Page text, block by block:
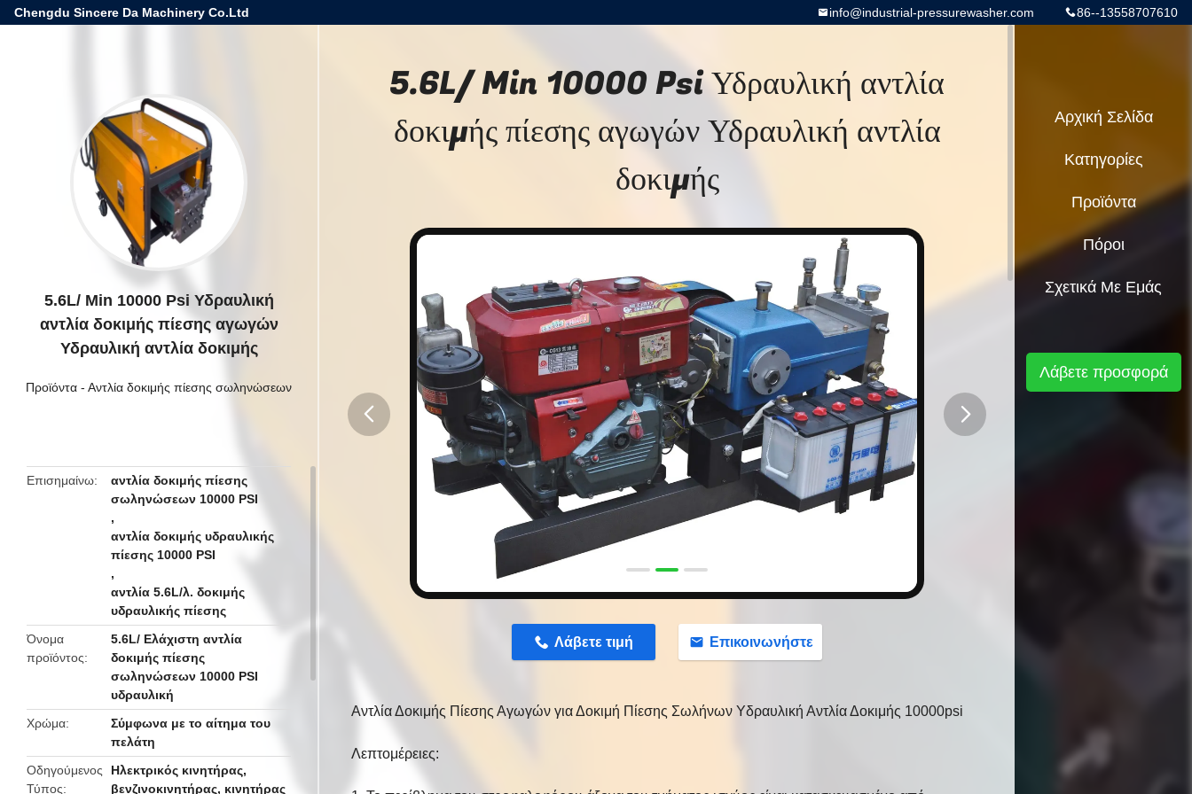
Chengdu Sincere Da Machinery Co.Ltd 86--13558707610
info@industrial-pressurewasher.com
5.6L/ Min 10000 Psi Υδραυλική
αντλία δοκιμής πίεσης αγωγών
Υδραυλική αντλία δοκιμής
Προϊόντα - Αντλία δοκιμής πίεσης σωληνώσεων
Επισημαίνω
αντλία δοκιμής πίεσης
σωληνώσεων 10000 PSI
,
αντλία δοκιμής υδραυλικής
πίεσης 10000 PSI
,
αντλία 5.6L/λ. δοκιμής
υδραυλικής πίεσης
Όνομα
προϊόντος
5.6L/ Ελάχιστη αντλία
δοκιμής πίεσης
σωληνώσεων 10000 PSI
υδραυλική
Χρώμα
Σύμφωνα με το αίτημα του
πελάτη
Οδηγούμενος
Τύπος
Ηλεκτρικός κινητήρας,
βενζινοκινητήρας, κινητήρας
5.6L/ Min 10000 Psi Υδραυλική αντλία
δοκιμής πίεσης αγωγών Υδραυλική αντλία
δοκιμής
Λάβετε τιμή Επικοινωνήστε
Αντλία Δοκιμής Πίεσης Αγωγών για Δοκιμή Πίεσης Σωλήνων Υδραυλική Αντλία Δοκιμής 10000psi
Λεπτομέρειες:
Αρχική Σελίδα
Κατηγορίες
Προϊόντα
Πόροι
Σχετικά Με Εμάς
Λάβετε προσφορά